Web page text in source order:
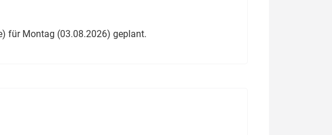
für Montag (03.08.2026) geplant.